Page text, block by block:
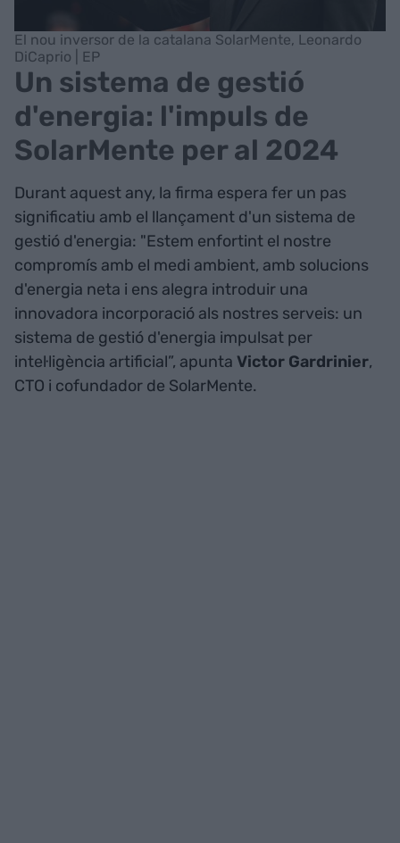
El nou inversor de la catalana SolarMente, Leonardo
DiCaprio | EP
Un sistema de gestió
d'energia: l'impuls de
SolarMente per al 2024
Durant aquest any, la firma espera fer un pas
significatiu amb el llançament d'un sistema de
gestió d'energia: "Estem enfortint el nostre
compromís amb el medi ambient, amb solucions
d'energia neta i ens alegra introduir una
innovadora incorporació als nostres serveis: un
sistema de gestió d'energia impulsat per
intel·ligència artificial”, apunta Victor Gardrinier,
CTO i cofundador de SolarMente.